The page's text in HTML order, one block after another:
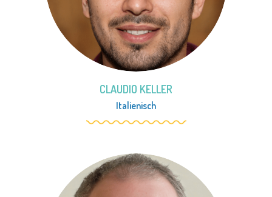
CLAUDIO KELLER
Italienisch